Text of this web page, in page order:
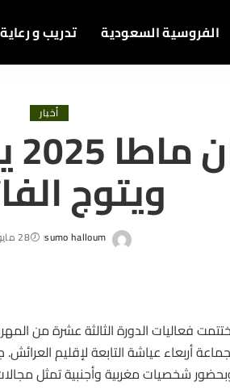
الفروسية السعودية تدريب و رعاية
أخبار
ويتوج
Posted
sumo halloum 28 مايو، 2025
أربعاء عياشة التابعة لإقليم
شخصيات مغربية وأجنبية تمثل